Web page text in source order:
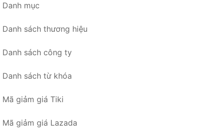
Danh mục
Danh sách thương hiệu
Danh sách công ty
Danh sách từ khóa
Mã giảm giá Tiki
Mã giảm giá Lazada